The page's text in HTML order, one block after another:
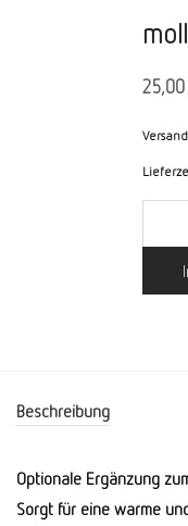
25,00
Beschreibung
Optionale Ergänzung
Sorgt für eine warme